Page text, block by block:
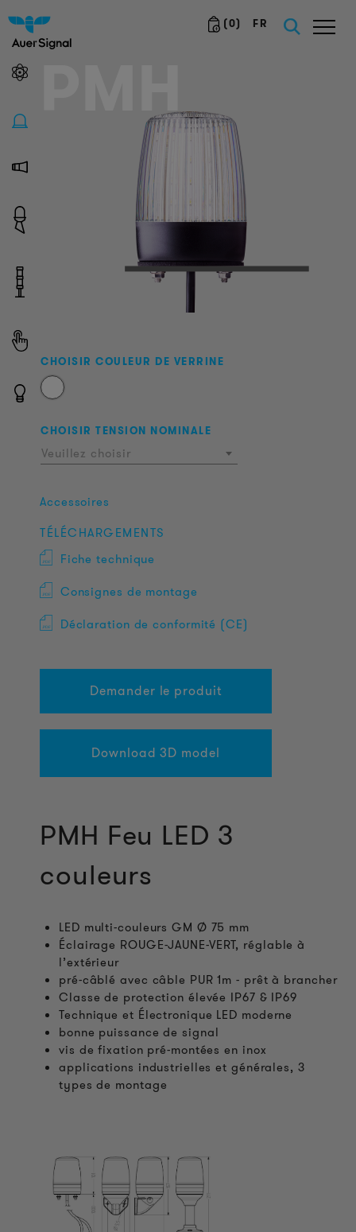
(0) FR
PMH
CHOISIR COULEUR DE VERRINE
CHOISIR TENSION NOMINALE
Veuillez choisir
Accessoires
TÉLÉCHARGEMENTS
Fiche technique
Consignes de montage
Déclaration de conformité (CE)
Demander le produit
Download 3D model
PMH Feu LED 3
couleurs
LED multi-couleurs GM Ø 75 mm
Éclairage ROUGE-JAUNE-VERT, réglable à
l’extérieur
pré-câblé avec câble PUR 1m - prêt à brancher
Classe de protection élevée IP67 & IP69
Technique et Électronique LED moderne
bonne puissance de signal
vis de fixation pré-montées en inox
applications industrielles et générales, 3
types de montage